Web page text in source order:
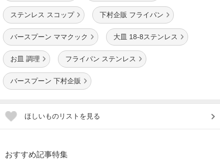
ステンレス スコップ 下村企販 フライパン
バースプーン ママクック 大皿 18-8ステンレス
お皿 調理 フライパン ステンレス
バースプーン 下村企販
ほしいものリストを見る
おすすめ記事特集